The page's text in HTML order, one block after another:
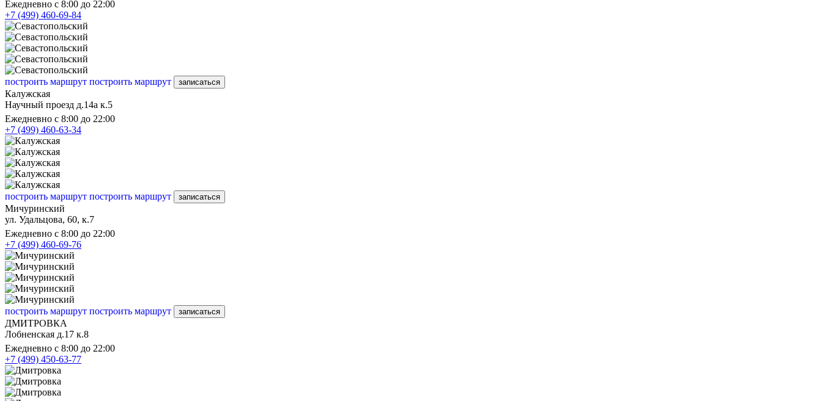
Ежедневно с 8:00 до 22:00
+7 (499) 460-69-84
построить маршрут построить маршрут записаться
Калужская
Научный проезд д.14а к.5
Ежедневно с 8:00 до 22:00
+7 (499) 460-63-34
построить маршрут построить маршрут записаться
Мичуринский
ул. Удальцова, 60, к.7
Ежедневно с 8:00 до 22:00
+7 (499) 460-69-76
построить маршрут построить маршрут записаться
ДМИТРОВКА
Лобненская д.17 к.8
Ежедневно с 8:00 до 22:00
+7 (499) 450-63-77